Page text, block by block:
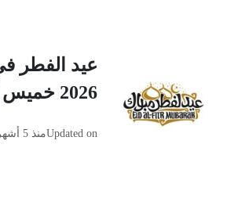
عيد الفطر
2026 خميس أو جمعة
Updated onمنذ 5 أشهر